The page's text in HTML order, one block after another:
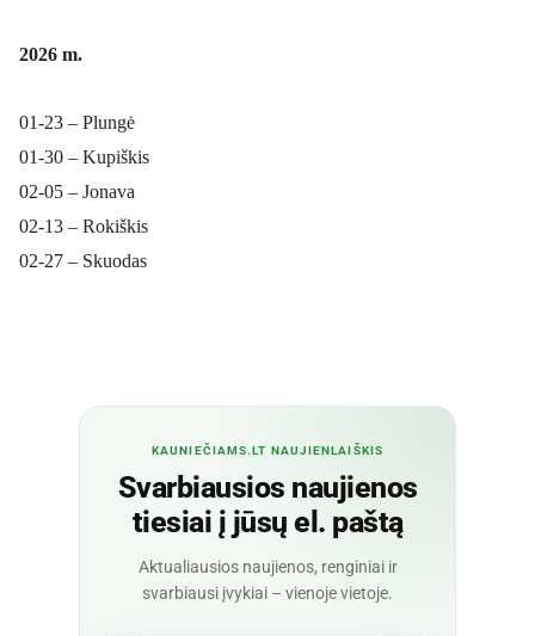
2026 m.
01-23 – Plungė
01-30 – Kupiškis
02-05 – Jonava
02-13 – Rokiškis
02-27 – Skuodas
KAUNIEČIAMS.LT NAUJIENLAIŠKIS
Svarbiausios naujienos
tiesiai į jūsų el. paštą
Aktualiausios naujienos, renginiai ir
svarbiausi įvykiai – vienoje vietoje.